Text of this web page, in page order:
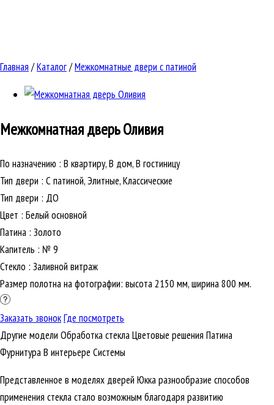
Главная /Каталог/Межкомнатные двери с патиной
Межкомнатная дверьОливия
По назначению : В квартиру, В дом, В гостиницу
Тип двери : С патиной, Элитные, Классические
Тип двери : ДО
Цвет : Белый основной
Патина : Золото
Капитель : № 9
Стекло : Заливной витраж
Размер полотна на фотографии: высота 2150 мм, ширина 800 мм.
Заказать звонокГде посмотреть
Другие модели Обработка стеклаЦветовые решения Патина
ФурнитураВ интерьере Cистемы
Представленное в моделях дверей Юкка разнообразие способов
применения стекла стало возможным благодаря развитию